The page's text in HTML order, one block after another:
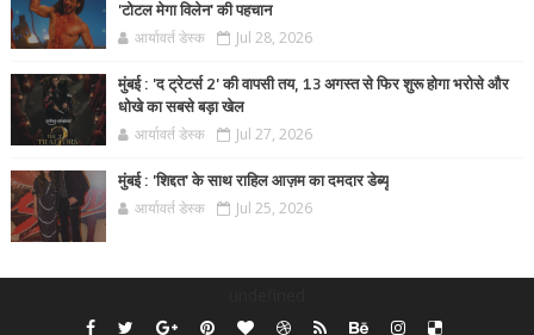
'टोटल मेगा विलेन' की पहचान
आर्यावर्त डेस्क Jul 28, 2026
मुंबई : 'द ट्रेटर्स 2' की वापसी तय, 13 अगस्त से फिर शुरू होगा भरोसे और
धोखे का सबसे बड़ा खेल
आर्यावर्त डेस्क Jul 27, 2026
मुंबई : 'शिद्दत' के साथ राहिल आज़म का दमदार डेब्यू
आर्यावर्त डेस्क Jul 25, 2026